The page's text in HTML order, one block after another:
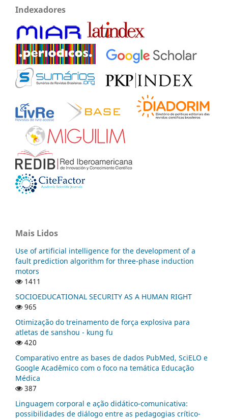
Indexadores
Mais Lidos
Use of artificial intelligence for the development of a
fault prediction algorithm for three-phase induction
motors
1411
SOCIOEDUCATIONAL SECURITY AS A HUMAN RIGHT
965
Otimização do treinamento de força explosiva para
atletas de sanshou - kung fu
420
Comparativo entre as bases de dados PubMed, SciELO e
Google Acadêmico com o foco na temática Educação
Médica
387
Linguagem corporal e ação didático-comunicativa:
possibilidades de diálogo entre as pedagogias crítico-